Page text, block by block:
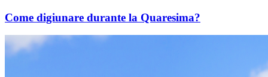
Come digiunare durante la Quaresima?